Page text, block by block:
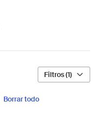
Filtros (1)
Borrar todo